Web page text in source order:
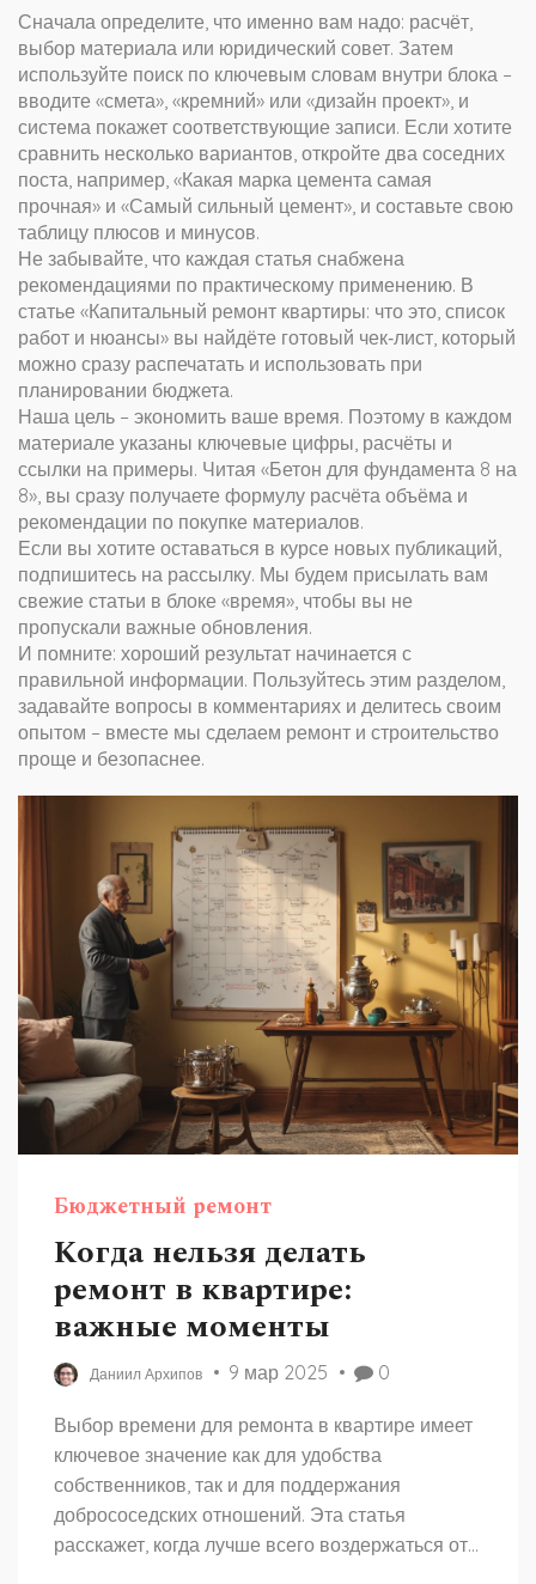
Сначала определите, что именно вам надо: расчёт,
выбор материала или юридический совет. Затем
используйте поиск по ключевым словам внутри блока –
вводите «смета», «кремний» или «дизайн проект», и
система покажет соответствующие записи. Если хотите
сравнить несколько вариантов, откройте два соседних
поста, например, «Какая марка цемента самая
прочная» и «Самый сильный цемент», и составьте свою
таблицу плюсов и минусов.
Не забывайте, что каждая статья снабжена
рекомендациями по практическому применению. В
статье «Капитальный ремонт квартиры: что это, список
работ и нюансы» вы найдёте готовый чек‑лист, который
можно сразу распечатать и использовать при
планировании бюджета.
Наша цель – экономить ваше время. Поэтому в каждом
материале указаны ключевые цифры, расчёты и
ссылки на примеры. Читая «Бетон для фундамента 8 на
8», вы сразу получаете формулу расчёта объёма и
рекомендации по покупке материалов.
Если вы хотите оставаться в курсе новых публикаций,
подпишитесь на рассылку. Мы будем присылать вам
свежие статьи в блоке «время», чтобы вы не
пропускали важные обновления.
И помните: хороший результат начинается с
правильной информации. Пользуйтесь этим разделом,
задавайте вопросы в комментариях и делитесь своим
опытом – вместе мы сделаем ремонт и строительство
проще и безопаснее.
Бюджетный ремонт
Когда нельзя делать
ремонт в квартире:
важные моменты
Даниил Архипов 9 мар 2025 0
Выбор времени для ремонта в квартире имеет
ключевое значение как для удобства
собственников, так и для поддержания
добрососедских отношений. Эта статья
расскажет, когда лучше всего воздержаться от